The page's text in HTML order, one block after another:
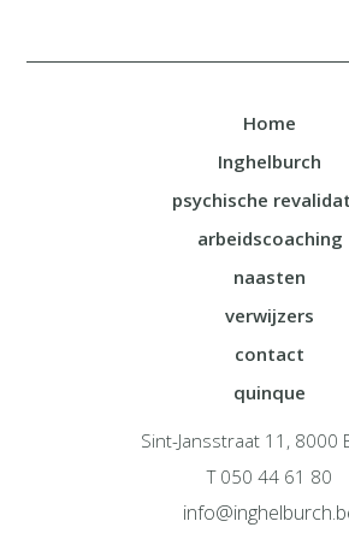
Home
Inghelburch
psychische
arbeidscoaching
naasten
verwijzers
contact
quinque
Sint-Jansstraat 11, 8000
T 050 44 61 80